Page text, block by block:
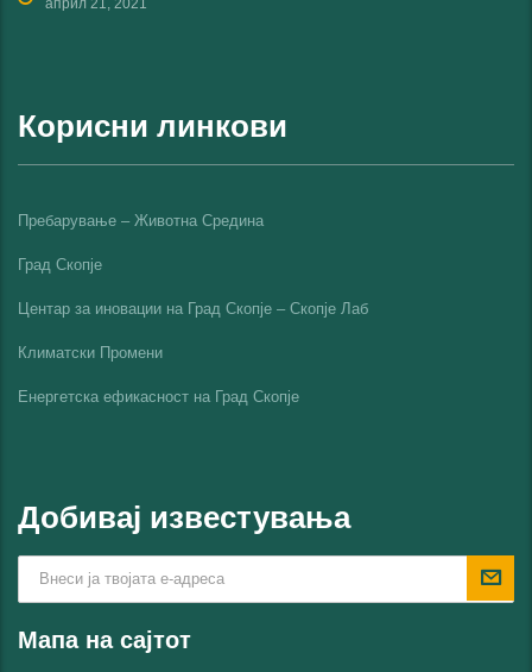
април 21, 2021
Корисни линкови
Пребарување – Животна Средина
Град Скопје
Центар за иновации на Град Скопје – Скопје Лаб
Климатски Промени
Енергетска ефикасност на Град Скопјe
Добивај известувања
Мапа на сајтот